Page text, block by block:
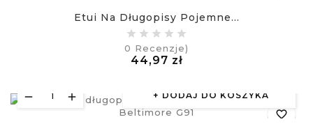
Etui Na Długopisy Pojemne...
0 Recenzje)
44,97 złCena
DODAJ DO KOSZYKA
favorite_border